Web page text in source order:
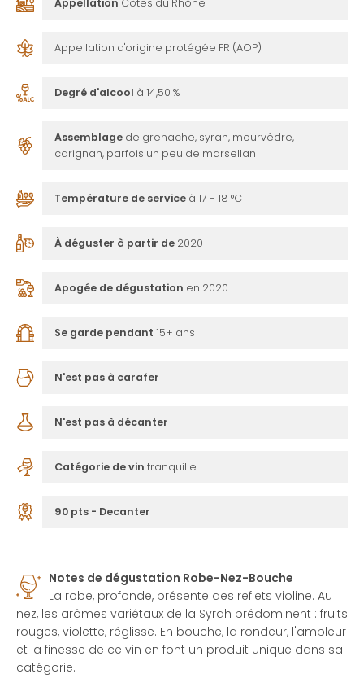
Appellation d'origine protégée FR (AOP)
Degré d'alcool à 14,50 %
Assemblage de grenache, syrah, mourvèdre,
carignan, parfois un peu de marsellan
Température de service à 17 - 18 °C
À déguster à partir de 2020
Apogée de dégustation en 2020
Se garde pendant 15+ ans
N'est pas à carafer
N'est pas à décanter
Catégorie de vin tranquille
90 pts - Decanter
Notes de dégustation Robe-Nez-Bouche
La robe, profonde, présente des reflets violine. Au
nez, les arômes variétaux de la Syrah prédominent : fruits
rouges, violette, réglisse. En bouche, la rondeur, l'ampleur
et la finesse de ce vin en font un produit unique dans sa
catégorie.